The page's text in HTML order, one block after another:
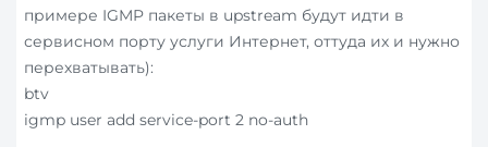
примере IGMP пакеты в upstream будут идти в
сервисном порту услуги Интернет, оттуда их и нужно
перехватывать):
btv
igmp user add service-port 2 no-auth